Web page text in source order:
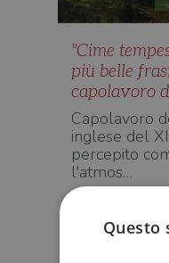
"Cime
più belle
capolavoro
Capolavoro
inglese del
percepito
l'atmos…
Questo